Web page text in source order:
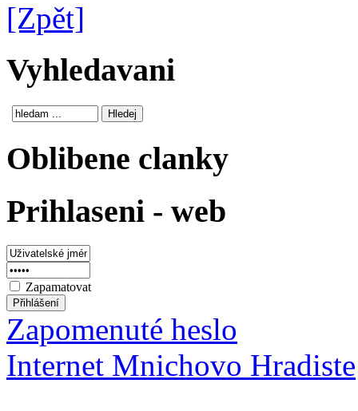
[Zpět]
Vyhledavani
Oblibene clanky
Prihlaseni - web
Zapamatovat
Zapomenuté heslo
Internet Mnichovo Hradiste